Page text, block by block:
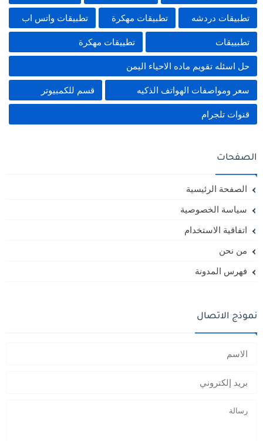
تطبيقات دردشه تطبيقات مهكرة تطبيقات واتس اب
تطبييقات تطييقات مهكرة
حل اسئله تقويم ماده الاحياء اليمن
سعر ومواصفات الهواتف الذكيه قسم للكمبيوتر
قنوات تلجرام
الصفحات
الصفحة الرئيسية
سياسة الخصوصية
اتفاقية الاستخدام
من نحن
فهرس المدونة
نموذج الاتصال